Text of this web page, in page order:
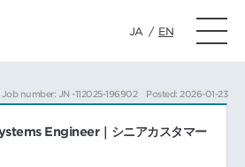
JA / EN
Job number: JN -112025-196902 Posted: 2026-01-23
Engineer｜シニアカスタマー